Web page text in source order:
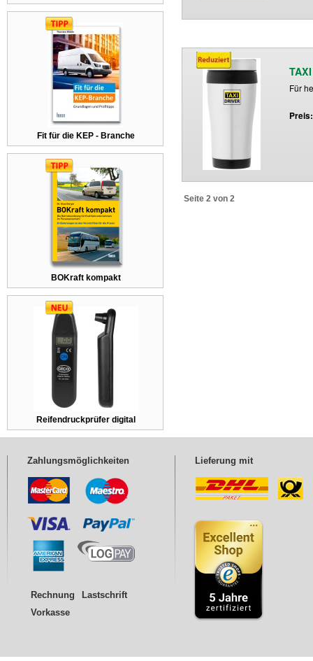
Fit für die KEP - Branche
BOKraft kompakt
Reifendruckprüfer digital
Für
Seite 2 von 2
Zahlungsmöglichkeiten
Rechnung
Lastschrift
Vorkasse
Lieferung mit